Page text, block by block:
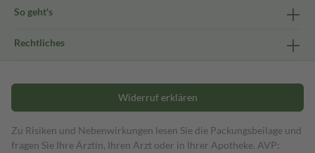
So geht's
Rechtliches
Widerruf erklären
Zu Risiken und Nebenwirkungen lesen Sie die Packungsbeilage und
fragen Sie Ihre Ärztin, Ihren Arzt oder in Ihrer Apotheke. AVP: